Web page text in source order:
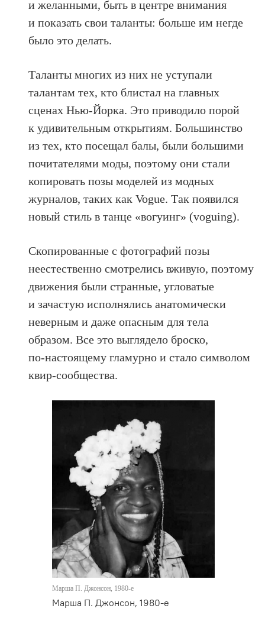
и желанными, быть в центре внимания
и показать свои таланты: больше им негде
было это делать.
Таланты многих из них не уступали
талантам тех, кто блистал на главных
сценах Нью-Йорка. Это приводило порой
к удивительным открытиям. Большинство
из тех, кто посещал балы, были большими
почитателями моды, поэтому они стали
копировать позы моделей из модных
журналов, таких как Vogue. Так появился
новый стиль в танце «вогуинг» (voguing).
Скопированные с фотографий позы
неестественно смотрелись вживую, поэтому
движения были странные, угловатые
и зачастую исполнялись анатомически
неверным и даже опасным для тела
образом. Все это выглядело броско,
по‑настоящему гламурно и стало символом
квир-сообщества.
Марша П. Джонсон, 1980‑е
Марша П. Джонсон, 1980‑е